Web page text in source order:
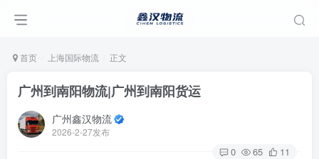
首页 上海国际物流 正文
广州到南阳物流|广州到南阳货运
广州鑫汉物流
2026-2-27发布
0 65 11